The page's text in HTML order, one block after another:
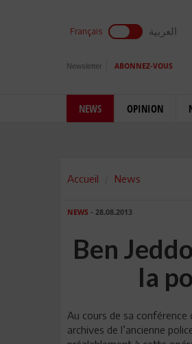
Français العربية
Newsletter ABONNEZ-VOUS
NEWS OPINION
Accueil News
NEWS - 28.08.2013
Ben
la
Au cours de sa conférence
archives de l’ancienne